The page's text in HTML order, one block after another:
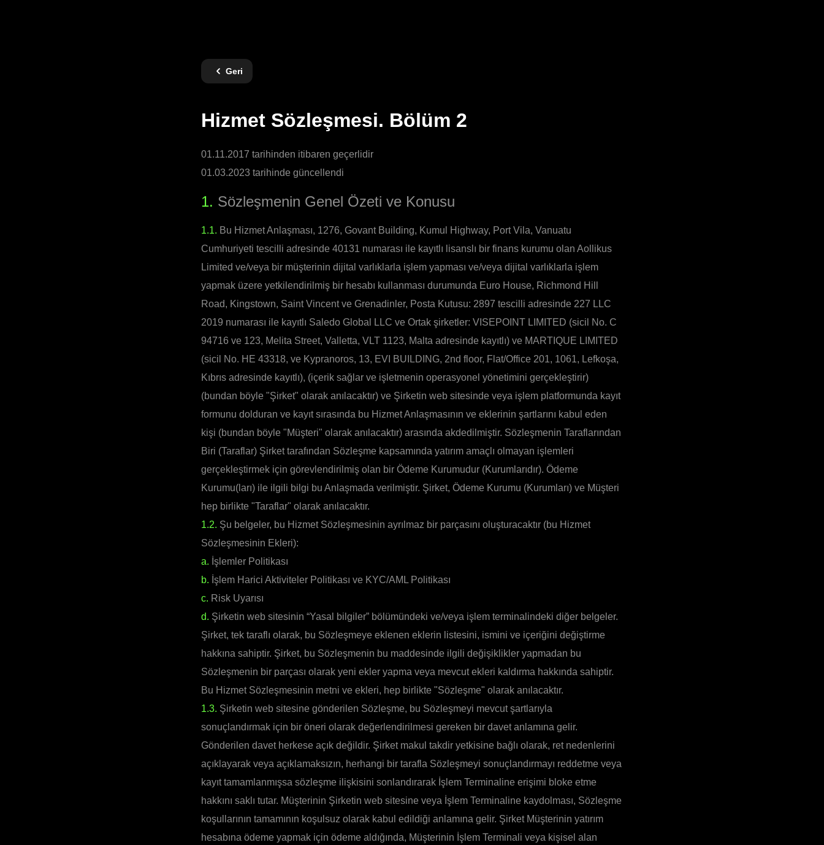
Geri
Hizmet Sözleşmesi. Bölüm 2
01.11.2017 tarihinden itibaren geçerlidir
01.03.2023 tarihinde güncellendi
1. Sözleşmenin Genel Özeti ve Konusu
1.1. Bu Hizmet Anlaşması, 1276, Govant Building, Kumul Highway, Port Vila, Vanuatu
Cumhuriyeti tescilli adresinde 40131 numarası ile kayıtlı lisanslı bir finans kurumu olan Aollikus
Limited ve/veya bir müşterinin dijital varlıklarla işlem yapması ve/veya dijital varlıklarla işlem
yapmak üzere yetkilendirilmiş bir hesabı kullanması durumunda Euro House, Richmond Hill
Road, Kingstown, Saint Vincent ve Grenadinler, Posta Kutusu: 2897 tescilli adresinde 227 LLC
2019 numarası ile kayıtlı Saledo Global LLC ve Ortak şirketler: VISEPOINT LIMITED (sicil No. C
94716 ve 123, Melita Street, Valletta, VLT 1123, Malta adresinde kayıtlı) ve MARTIQUE LIMITED
(sicil No. HE 43318, ve Kypranoros, 13, EVI BUILDING, 2nd floor, Flat/Office 201, 1061, Lefkoşa,
Kıbrıs adresinde kayıtlı), (içerik sağlar ve işletmenin operasyonel yönetimini gerçekleştirir)
(bundan böyle "Şirket" olarak anılacaktır) ve Şirketin web sitesinde veya işlem platformunda kayıt
formunu dolduran ve kayıt sırasında bu Hizmet Anlaşmasının ve eklerinin şartlarını kabul eden
kişi (bundan böyle "Müşteri" olarak anılacaktır) arasında akdedilmiştir. Sözleşmenin Taraflarından
Biri (Taraflar) Şirket tarafından Sözleşme kapsamında yatırım amaçlı olmayan işlemleri
gerçekleştirmek için görevlendirilmiş olan bir Ödeme Kurumudur (Kurumlarıdır). Ödeme
Kurumu(ları) ile ilgili bilgi bu Anlaşmada verilmiştir. Şirket, Ödeme Kurumu (Kurumları) ve Müşteri
hep birlikte "Taraflar" olarak anılacaktır.
1.2. Şu belgeler, bu Hizmet Sözleşmesinin ayrılmaz bir parçasını oluşturacaktır (bu Hizmet
Sözleşmesinin Ekleri):
a. İşlemler Politikası
b. İşlem Harici Aktiviteler Politikası ve KYC/AML Politikası
c. Risk Uyarısı
d. Şirketin web sitesinin “Yasal bilgiler” bölümündeki ve/veya işlem terminalindeki diğer belgeler.
Şirket, tek taraflı olarak, bu Sözleşmeye eklenen eklerin listesini, ismini ve içeriğini değiştirme
hakkına sahiptir. Şirket, bu Sözleşmenin bu maddesinde ilgili değişiklikler yapmadan bu
Sözleşmenin bir parçası olarak yeni ekler yapma veya mevcut ekleri kaldırma hakkında sahiptir.
Bu Hizmet Sözleşmesinin metni ve ekleri, hep birlikte "Sözleşme" olarak anılacaktır.
1.3. Şirketin web sitesine gönderilen Sözleşme, bu Sözleşmeyi mevcut şartlarıyla
sonuçlandırmak için bir öneri olarak değerlendirilmesi gereken bir davet anlamına gelir.
Gönderilen davet herkese açık değildir. Şirket makul takdir yetkisine bağlı olarak, ret nedenlerini
açıklayarak veya açıklamaksızın, herhangi bir tarafla Sözleşmeyi sonuçlandırmayı reddetme veya
kayıt tamamlanmışsa sözleşme ilişkisini sonlandırarak İşlem Terminaline erişimi bloke etme
hakkını saklı tutar. Müşterinin Şirketin web sitesine veya İşlem Terminaline kaydolması, Sözleşme
koşullarının tamamının koşulsuz olarak kabul edildiği anlamına gelir. Şirket Müşterinin yatırım
hesabına ödeme yapmak için ödeme aldığında, Müşterinin İşlem Terminali veya kişisel alan